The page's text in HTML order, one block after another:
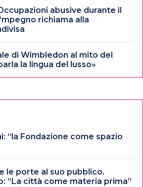
abusive durante il
richiama alla
di Wimbledon al mito del
la lingua del lusso»
“la Fondazione come spazio
le porte al suo pubblico.
“La città come materia prima”